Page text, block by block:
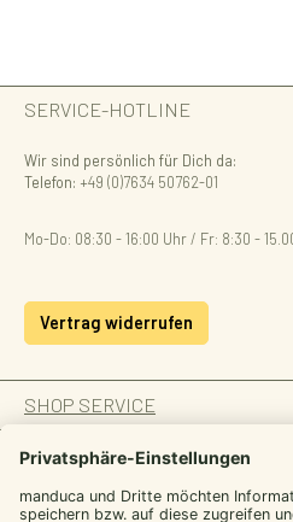
SERVICE-HOTLINE
Wir sind persönlich für Dich da:
Telefon: +49 (0)7634 50762-01
Mo-Do: 08:30 - 16:00 Uhr / Fr: 8:30 -
Vertrag widerrufen
SHOP SERVICE
INFORMATION
ZAHLUNGSARTEN